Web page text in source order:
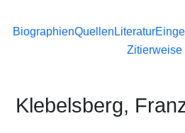
BiographienQuellen Literatur
Zitierweise
Klebelsberg,